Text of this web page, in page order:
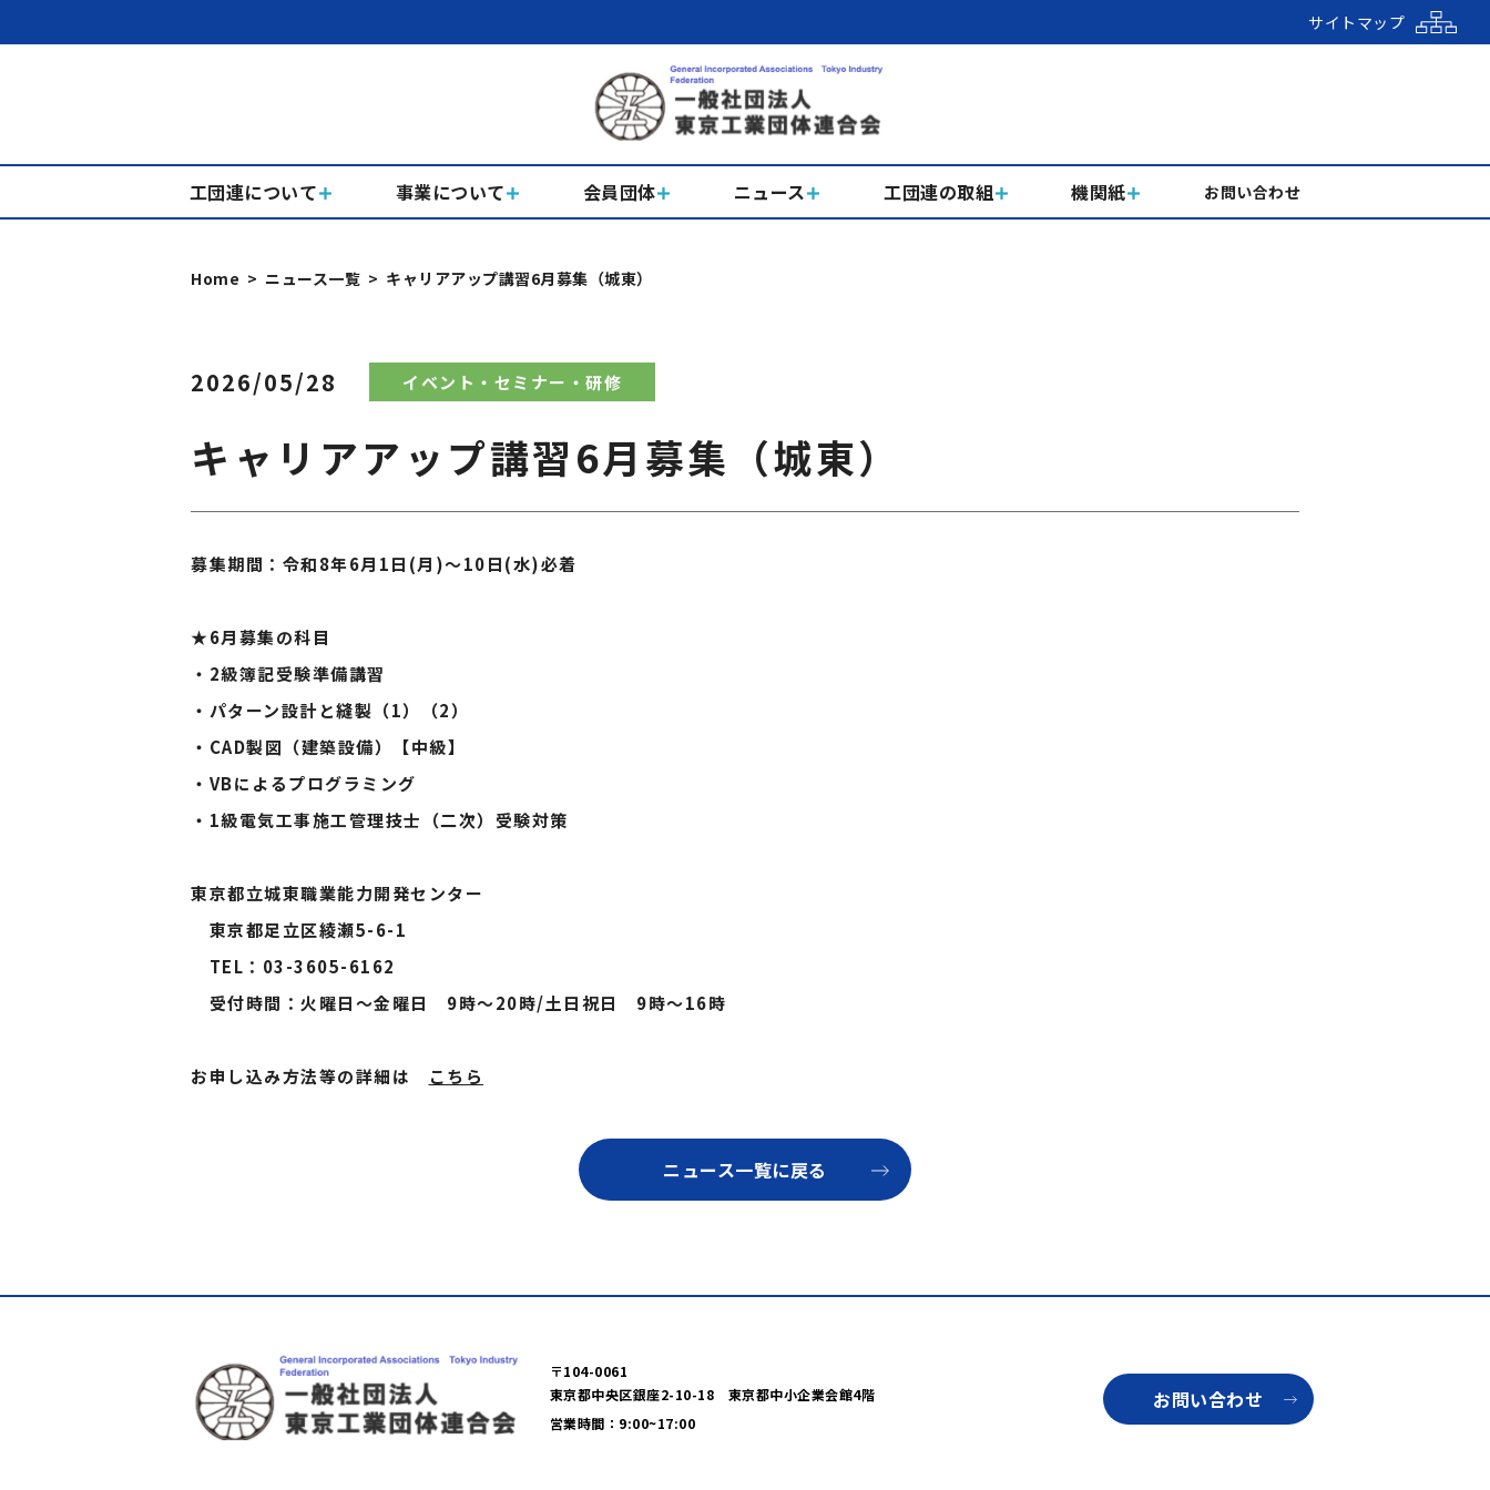
サイトマップ
工団連について 事業について 会員団体 ニュース 工団連の取組 機関紙 お問い合わせ
Home ニュース一覧 キャリアアップ講習6月募集（城東）
2026/05/28 イベント・セミナー・研修
キャリアアップ講習6月募集（城東）
募集期間：令和8年6月1日(月)〜10日(水)必着
★6月募集の科目
・2級簿記受験準備講習
・パターン設計と縫製（1）（2）
・CAD製図（建築設備）【中級】
・VBによるプログラミング
・1級電気工事施工管理技士（二次）受験対策
東京都立城東職業能力開発センター
東京都足立区綾瀬5-6-1
TEL：03-3605-6162
受付時間：火曜日〜金曜日 9時〜20時/土日祝日 9時〜16時
お申し込み方法等の詳細は こちら
ニュース一覧に戻る
〒104-0061
東京都中央区銀座2-10-18 東京都中小企業会館4階
営業時間：9:00~17:00
お問い合わせ